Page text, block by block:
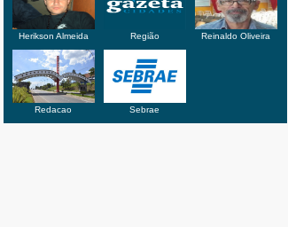
Herikson Almeida Região Reinaldo Oliveira
Redacao Sebrae